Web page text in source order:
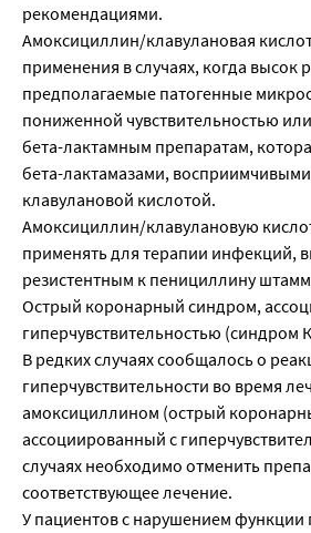
рекомендациями.
Амоксициллин/клавулановая
применения в случаях, когда высок
предполагаемые патогенные
пониженной чувствительностью
бета-лактамным препаратам,
бета-лактамазами,
клавулановой кислотой.
Амоксициллин/клавулановую
применять для терапии инфекций,
резистентным к пенициллину
Острый коронарный синдром,
гиперчувствительностью (синдром
В редких случаях сообщалось о
гиперчувствительности во время
амоксициллином (острый
ассоциированный с
случаях необходимо отменить
соответствующее лечение.
У пациентов с нарушением функции